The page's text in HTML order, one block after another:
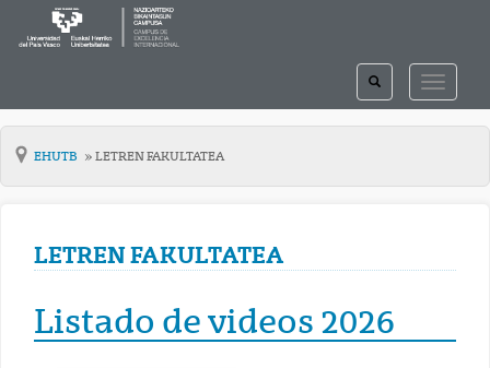
TOGGLE
TOGGLE
SEARCH
EHUTB LETREN FAKULTATEA
LETREN FAKULTATEA
Listado de videos 2026